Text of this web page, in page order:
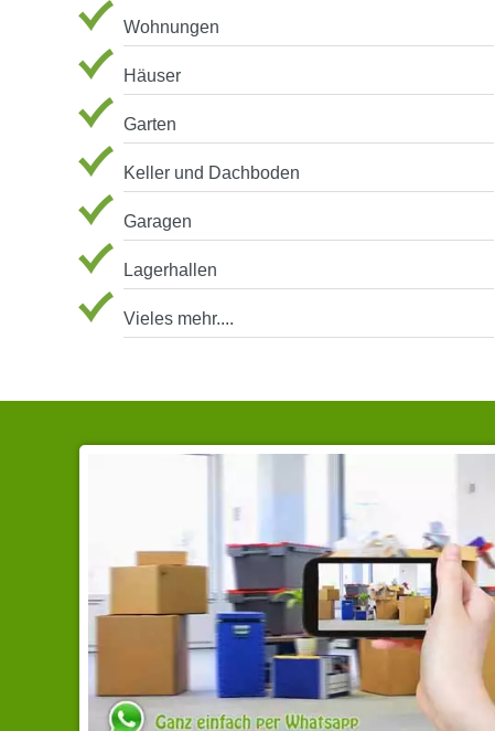
Wohnungen
Häuser
Garten
Keller und Dachboden
Garagen
Lagerhallen
Vieles mehr....